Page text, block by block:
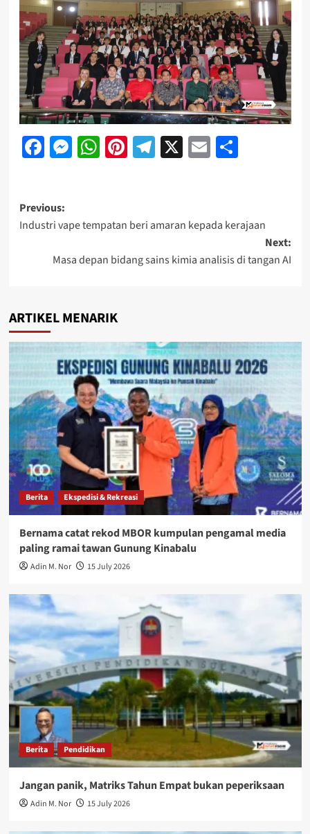
Facebook
Messenger
WhatsApp
Pinterest
Telegram
X EmailShare
Previous:
Industri vape tempatan beri amaran kepada kerajaan
Next:
Masa depan bidang sains kimia analisis di tangan AI
ARTIKEL MENARIK
Berita Ekspedisi & Rekreasi
Bernama catat rekod MBOR kumpulan pengamal media
paling ramai tawan Gunung Kinabalu
Adin M. Nor 15 July 2026
Berita Pendidikan
Jangan panik, Matriks Tahun Empat bukan peperiksaan
Adin M. Nor 15 July 2026